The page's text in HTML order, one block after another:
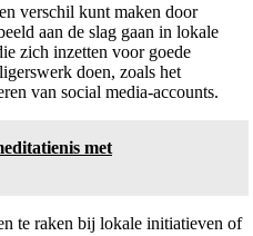
verschil kunt maken door
aan de slag gaan in lokale
zich inzetten voor goede
doen, zoals het
van social media-accounts.
met
te raken bij lokale initiatieven of